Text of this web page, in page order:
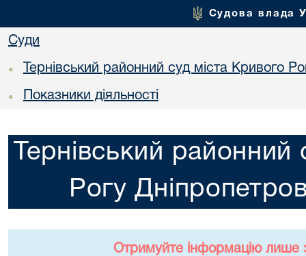
Судова влада
Суди
• Тернівський районний суд міста Кривого
• Показники діяльності
Тернівський районний
Рогу
Отримуйте інформацію лише